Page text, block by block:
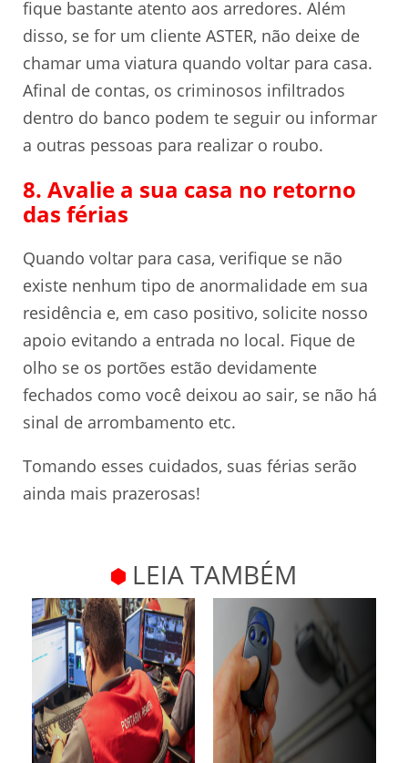
fique bastante atento aos arredores. Além
disso, se for um cliente ASTER, não deixe de
chamar uma viatura quando voltar para casa.
Afinal de contas, os criminosos infiltrados
dentro do banco podem te seguir ou informar
a outras pessoas para realizar o roubo.
8. Avalie a sua casa no retorno
das férias
Quando voltar para casa, verifique se não
existe nenhum tipo de anormalidade em sua
residência e, em caso positivo, solicite nosso
apoio evitando a entrada no local. Fique de
olho se os portões estão devidamente
fechados como você deixou ao sair, se não há
sinal de arrombamento etc.
Tomando esses cuidados, suas férias serão
ainda mais prazerosas!
LEIA TAMBÉM